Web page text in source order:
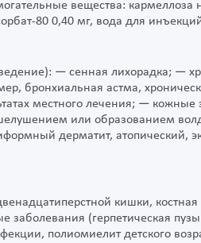
вещества: кармеллоза
80 0,40 мг, вода для
— сенная лихорадка; —
бронхиальная астма,
местного лечения; — кожные
или образованием
дерматит, атопический,
кишки,
заболевания (герпетическая
полиомиелит детского